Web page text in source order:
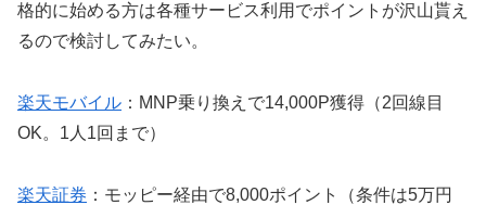
格的に始める方は各種サービス利用でポイントが沢山貰え
るので検討してみたい。
楽天モバイル ：MNP乗り換えで14,000P獲得（2回線目
OK。1人1回まで）
楽天証券 ：モッピー経由で8,000ポイント（条件は5万円